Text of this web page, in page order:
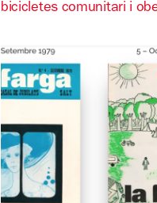
bicicletes comunitari i